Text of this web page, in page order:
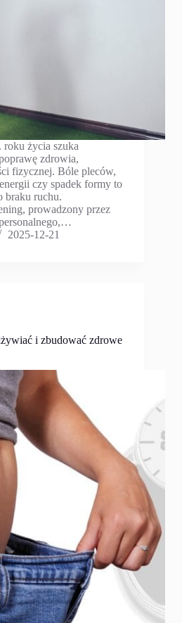
roku życia szuka
zdrowia,
fizycznej. Bóle pleców,
czy spadek formy to
braku ruchu.
prowadzony przez
2025-12-21
i zbudować zdrowe